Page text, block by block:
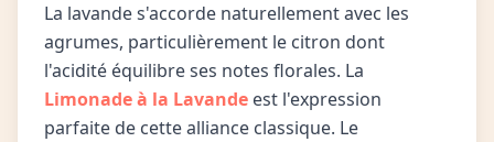
La lavande s'accorde naturellement avec les
agrumes, particulièrement le citron dont
l'acidité équilibre ses notes florales. La
Limonade à la Lavande est l'expression
parfaite de cette alliance classique. Le